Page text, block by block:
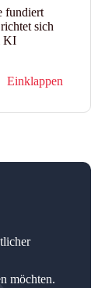
fundiert
sich
KI
Einklappen
möchten.